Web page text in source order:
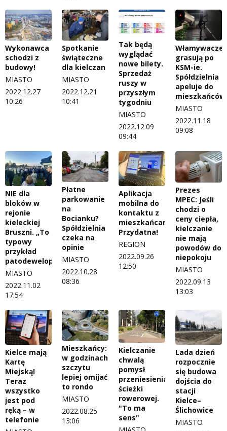
Wykonawca
schodzi z
budowy!
MIASTO
2022.12.27
10:26
Spotkanie
świąteczne
dla kielczan
MIASTO
2022.12.21
10:41
Tak będą
wyglądać
nowe bilety.
Sprzedaż
ruszy w
przyszłym
tygodniu
MIASTO
2022.12.09
09:44
Włamywacze
grasują po
KSM-ie.
Spółdzielnia
apeluje do
mieszkańców
MIASTO
2022.11.18
09:08
NIE dla
bloków w
rejonie
kieleckiej
Bruszni. „To
typowy
przykład
patodeweloperki”
MIASTO
2022.11.02
17:54
Płatne
parkowanie
na
Bocianku?
Spółdzielnia
czeka na
opinie
MIASTO
2022.10.28
08:36
Aplikacja
mobilna do
kontaktu z
mieszkańcami.
Przydatna!
REGION
2022.09.26
12:50
Prezes
MPEC: Jeśli
chodzi o
ceny ciepła,
kielczanie
nie mają
powodów do
niepokoju
MIASTO
2022.09.13
13:03
Kielce mają
Kartę
Miejską!
Teraz
wszystko
jest pod
ręką – w
telefonie
Mieszkańcy:
w godzinach
szczytu
lepiej omijać
to rondo
MIASTO
2022.08.25
13:06
Kielczanie
chwalą
pomysł
przeniesienia
ścieżki
rowerowej.
"To ma
sens"
Lada dzień
rozpocznie
się budowa
dojścia do
stacji
Kielce–
Ślichowice
MIASTO